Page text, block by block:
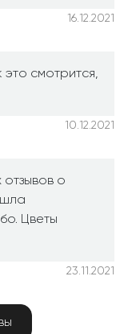
16.12.2021
это смотрится,
10.12.2021
о
Цветы
23.11.2021
прислали